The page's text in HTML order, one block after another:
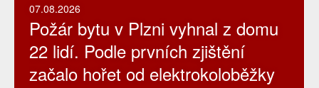
07.08.2026
Požár bytu v Plzni vyhnal z domu
22 lidí. Podle prvních zjištění
začalo hořet od elektrokoloběžky